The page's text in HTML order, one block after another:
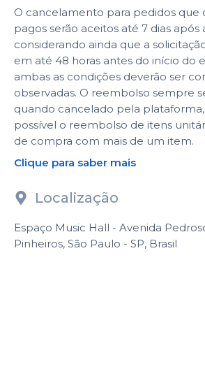
O cancelamento para pedidos que
pagos serão aceitos até 7 dias
considerando ainda que a
em até 48 horas antes do início do
ambas as condições deverão ser
observadas. O reembolso sempre
quando cancelado pela
possível o reembolso de itens
de compra com mais de um item.
Clique para saber mais
Localização
Espaço Music Hall - Avenida
Pinheiros, São Paulo - SP, Brasil